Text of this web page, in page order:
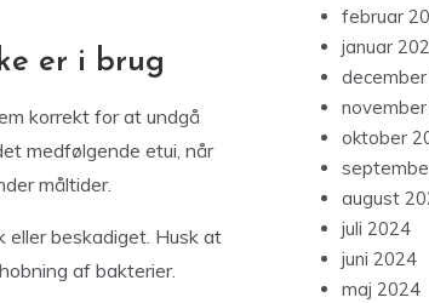
er i brug
korrekt for at undgå
medfølgende etui, når
måltider.
beskadiget. Husk at
af bakterier.
februar
januar
oktober
august
juli 2024
juni 2024
maj 2024